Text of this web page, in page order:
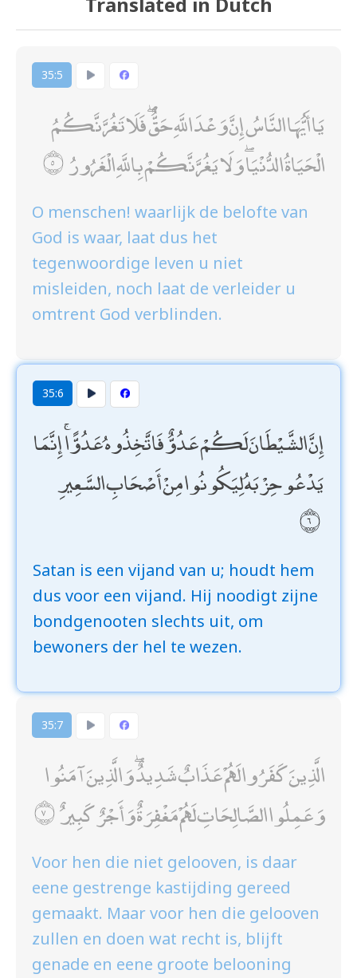
35:5
يَا أَيُّهَا النَّاسُ إِنَّ وَعْدَ اللَّهِ حَقٌّ ۖ فَلَا تَغُرَّنَّكُمُ
الْحَيَاةُ الدُّنْيَا ۖ وَلَا يَغُرَّنَّكُمْ بِاللَّهِ الْغَرُورُ
O menschen! waarlijk de belofte van
God is waar, laat dus het
tegenwoordige leven u niet
misleiden, noch laat de verleider u
omtrent God verblinden.
35:6
إِنَّ الشَّيْطَانَ لَكُمْ عَدُوٌّ فَاتَّخِذُوهُ عَدُوًّا ۚ إِنَّمَا
يَدْعُو حِزْبَهُ لِيَكُونُوا مِنْ أَصْحَابِ السَّعِيرِ
Satan is een vijand van u; houdt hem
dus voor een vijand. Hij noodigt zijne
bondgenooten slechts uit, om
bewoners der hel te wezen.
35:7
الَّذِينَ كَفَرُوا لَهُمْ عَذَابٌ شَدِيدٌ ۖ وَالَّذِينَ آمَنُوا
وَعَمِلُوا الصَّالِحَاتِ لَهُمْ مَغْفِرَةٌ وَأَجْرٌ كَبِيرٌ
Voor hen die niet gelooven, is daar
eene gestrenge kastijding gereed
gemaakt. Maar voor hen die gelooven
zullen en doen wat recht is, blijft
genade en eene groote belooning